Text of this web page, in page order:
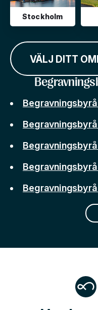
Stockholm
VÄLJ DITT